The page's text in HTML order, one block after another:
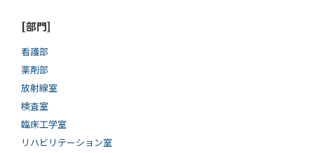
[部門]
看護部
薬剤部
放射線室
検査室
臨床工学室
リハビリテーション室